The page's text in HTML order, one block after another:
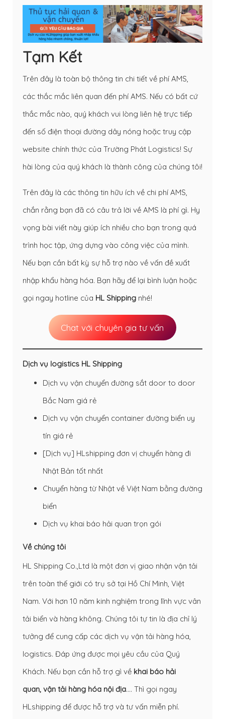
Tạm Kết
Trên đây là toàn bộ thông tin chi tiết về phí AMS,
các thắc mắc liên quan đến phí AMS. Nếu có bất cứ
thắc mắc nào, quý khách vui lòng liên hệ trực tiếp
đến số điện thoại đường dây nóng hoặc truy cập
website chính thức của Trường Phát Logistics! Sự
hài lòng của quý khách là thành công của chúng tôi!
Trên đây là các thông tin hữu ích về chi phí AMS,
chắn rằng bạn đã có câu trả lời về AMS là phí gì. Hy
vọng bài viết này giúp ích nhiều cho bạn trong quá
trình học tập, ứng dựng vào công việc của mình.
Nếu bạn cần bất kỳ sự hỗ trợ nào về vấn đề xuất
nhập khẩu hàng hóa. Bạn hãy để lại bình luận hoặc
gọi ngay hotline của HL Shipping nhé!
Chat với chuyên gia tư vấn
Dịch vụ logistics HL Shipping
Dịch vụ vận chuyển đường sắt door to door
Bắc Nam giá rẻ
Dịch vụ vận chuyển container đường biển uy
tín giá rẻ
[Dịch vụ] HLshipping đơn vị chuyển hàng đi
Nhật Bản tốt nhất
Chuyển hàng từ Nhật về Việt Nam bằng đường
biển
Dịch vụ khai báo hải quan trọn gói
Về chúng tôi
HL Shipping Co.,Ltd là một đơn vị giao nhận vận tải
trên toàn thế giới có trụ sở tại Hồ Chí Minh, Việt
Nam. Với hơn 10 năm kinh nghiệm trong lĩnh vực vân
tải biển và hàng không. Chúng tôi tự tin là địa chỉ lý
tưởng để cung cấp các dịch vụ vận tải hàng hóa,
logistics. Đáp ứng được mọi yêu cầu của Quý
Khách. Nếu bạn cần hỗ trợ gì về khai báo hải
quan, vận tải hàng hóa nội địa…. Thì gọi ngay
HLshipping để được hỗ trợ và tư vấn miễn phí.